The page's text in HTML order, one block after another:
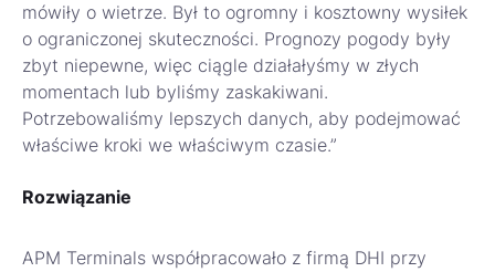
mówiły o wietrze. Był to ogromny i kosztowny wysiłek
o ograniczonej skuteczności. Prognozy pogody były
zbyt niepewne, więc ciągle działałyśmy w złych
momentach lub byliśmy zaskakiwani.
Potrzebowaliśmy lepszych danych, aby podejmować
właściwe kroki we właściwym czasie.”
Rozwiązanie
APM Terminals współpracowało z firmą DHI przy